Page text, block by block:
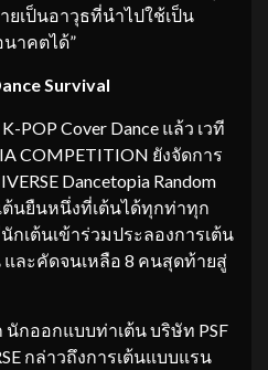
เป็นอาวุธที่นำไปใช้เป็น
าคตได้”
Survival
Cover Dance แล้ว เวที
COMPETITION ยังจัดการ
Dancetopia Random
ต้นยืนหนึ่งที่เต้นได้ทุกท่าทุก
กเต้นเข้าร่วมประลองการเต้น
และคัดจนเหลือ 8 คนสุดท้ายสู่
ออกแบบท่าเต้น บริษัท PSF
กล่าวถึงการเต้นแบบแรน